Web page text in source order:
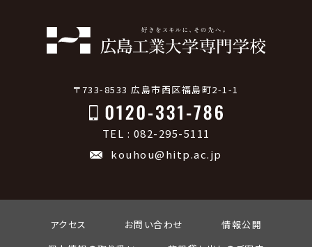
〒733-8533 広島市西区福島町2-1-1
TEL : 082-295-5111
kouhou@hitp.ac.jp
アクセス お問い合わせ
情報公開